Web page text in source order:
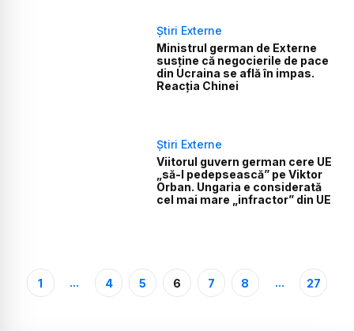
Știri Externe
Ministrul german de Externe
susține că negocierile de pace
din Ucraina se află în impas.
Reacția Chinei
Știri Externe
Viitorul guvern german cere UE
„să-l pedepsească” pe Viktor
Orban. Ungaria e considerată
cel mai mare „infractor” din UE
1 ... 4 5 6 7 8 ... 27